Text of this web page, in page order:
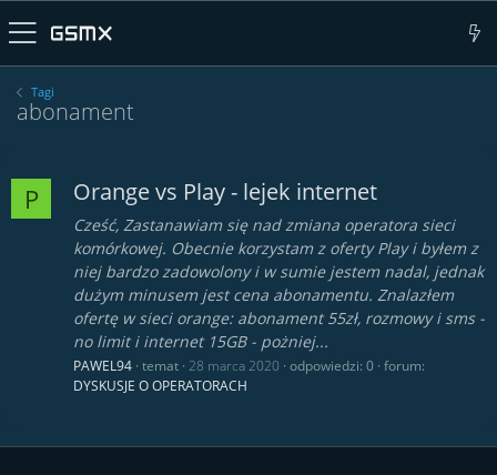
Tagi
abonament
P Orange vs Play - lejek internet
Cześć, Zastanawiam się nad zmiana operatora sieci
komórkowej. Obecnie korzystam z oferty Play i byłem z
niej bardzo zadowolony i w sumie jestem nadal, jednak
dużym minusem jest cena abonamentu. Znalazłem
ofertę w sieci orange: abonament 55zł, rozmowy i sms -
no limit i internet 15GB - pożniej...
PAWEL94 temat 28 marca 2020 odpowiedzi: 0 forum:
DYSKUSJE O OPERATORACH